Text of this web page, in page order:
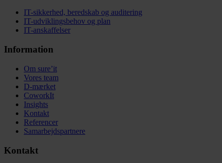
IT-sikkerhed, beredskab og auditering
IT-udviklingsbehov og plan
IT-anskaffelser
Information
Om sure’it
Vores team
D-mærket
CoworkIt
Insights
Kontakt
Referencer
Samarbejdspartnere
Kontakt